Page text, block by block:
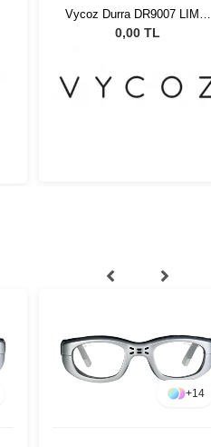
Vycoz Durra DR9007 LIME-
H İnlay 51-19
0,00 TL
+14